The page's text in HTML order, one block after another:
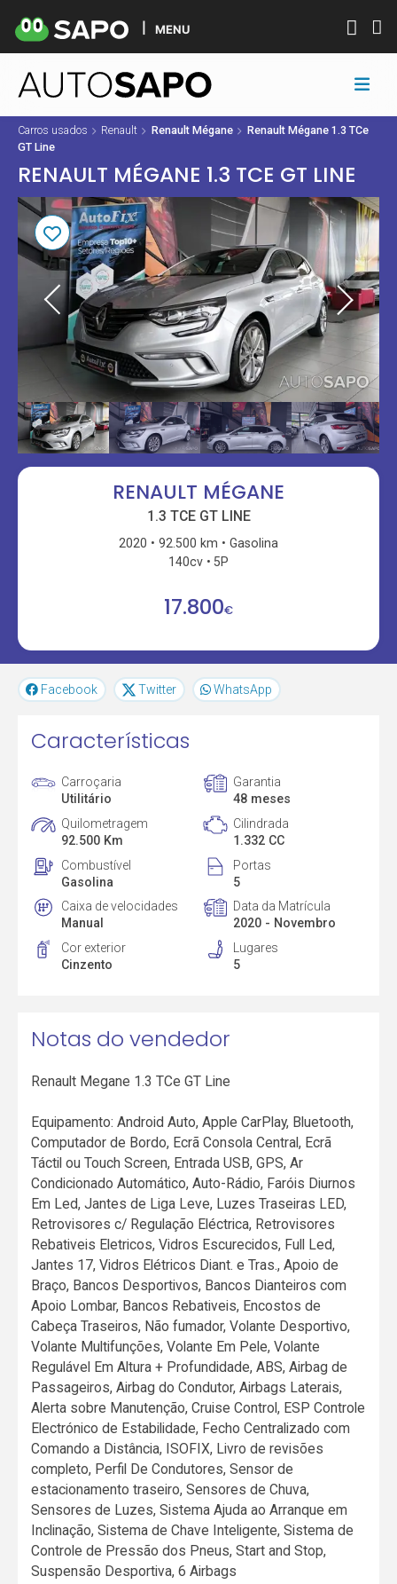
MENU
Carros usados Renault Renault Mégane
Renault Mégane 1.3 TCe
GT Line
RENAULT MÉGANE 1.3 TCE GT LINE
RENAULT MÉGANE
1.3 TCE GT LINE
2020 92.500 km
Gasolina
140cv
5P
17.800€
Facebook Twitter WhatsApp
Características
Carroçaria
Utilitário
Garantia
48 meses
Quilometragem
92.500 Km
Cilindrada
1.332 CC
Combustível
Gasolina
Portas
5
Caixa de velocidades
Manual
Data da Matrícula
2020 - Novembro
Cor exterior
Cinzento
Lugares
5
Notas do vendedor
Renault Megane 1.3 TCe GT Line
Equipamento: Android Auto, Apple CarPlay, Bluetooth,
Computador de Bordo, Ecrã Consola Central, Ecrã
Táctil ou Touch Screen, Entrada USB, GPS, Ar
Condicionado Automático, Auto-Rádio, Faróis Diurnos
Em Led, Jantes de Liga Leve, Luzes Traseiras LED,
Retrovisores c/ Regulação Eléctrica, Retrovisores
Rebativeis Eletricos, Vidros Escurecidos, Full Led,
Jantes 17, Vidros Elétricos Diant. e Tras., Apoio de
Braço, Bancos Desportivos, Bancos Dianteiros com
Apoio Lombar, Bancos Rebativeis, Encostos de
Cabeça Traseiros, Não fumador, Volante Desportivo,
Volante Multifunções, Volante Em Pele, Volante
Regulável Em Altura + Profundidade, ABS, Airbag de
Passageiros, Airbag do Condutor, Airbags Laterais,
Alerta sobre Manutenção, Cruise Control, ESP Controle
Electrónico de Estabilidade, Fecho Centralizado com
Comando a Distância, ISOFIX, Livro de revisões
completo, Perfil De Condutores, Sensor de
estacionamento traseiro, Sensores de Chuva,
Sensores de Luzes, Sistema Ajuda ao Arranque em
Inclinação, Sistema de Chave Inteligente, Sistema de
Controle de Pressão dos Pneus, Start and Stop,
Suspensão Desportiva, 6 Airbags